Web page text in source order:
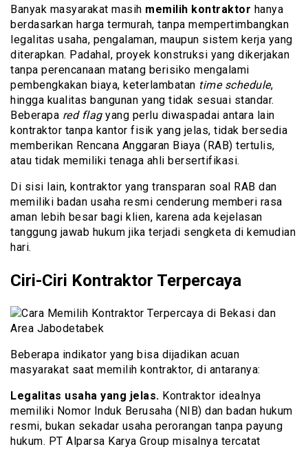
Banyak masyarakat masih memilih kontraktor hanya
berdasarkan harga termurah, tanpa mempertimbangkan
legalitas usaha, pengalaman, maupun sistem kerja yang
diterapkan. Padahal, proyek konstruksi yang dikerjakan
tanpa perencanaan matang berisiko mengalami
pembengkakan biaya, keterlambatan time schedule,
hingga kualitas bangunan yang tidak sesuai standar.
Beberapa red flagyang perlu diwaspadai antara lain
kontraktor tanpa kantor fisik yang jelas, tidak bersedia
memberikan Rencana Anggaran Biaya (RAB) tertulis,
atau tidak memiliki tenaga ahli bersertifikasi.
Di sisi lain, kontraktor yang transparan soal RAB dan
memiliki badan usaha resmi cenderung memberi rasa
aman lebih besar bagi klien, karena ada kejelasan
tanggung jawab hukum jika terjadi sengketa di kemudian
hari.
Ciri-Ciri Kontraktor Terpercaya
Beberapa indikator yang bisa dijadikan acuan
masyarakat saat memilih kontraktor, di antaranya:
Legalitas usaha yang jelas. Kontraktor idealnya
memiliki Nomor Induk Berusaha (NIB) dan badan hukum
resmi, bukan sekadar usaha perorangan tanpa payung
hukum. PT Alparsa Karya Group misalnya tercatat